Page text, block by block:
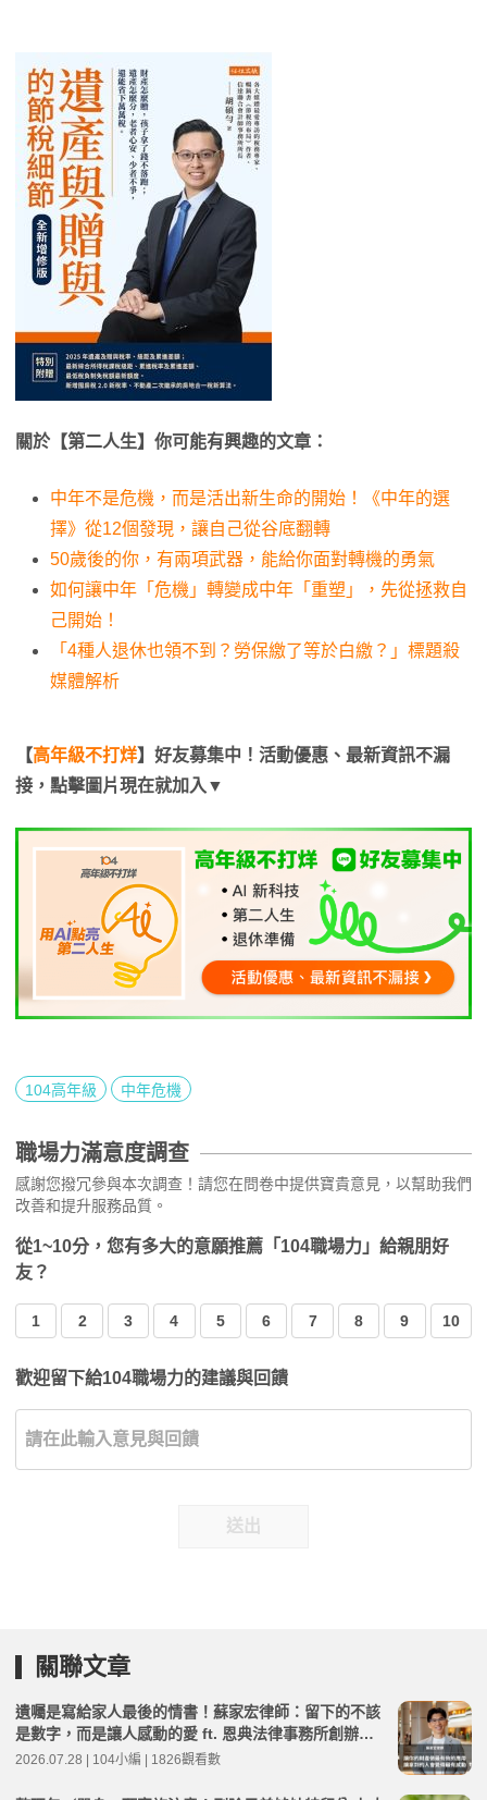
關於【第二人生】你可能有興趣的文章：
中年不是危機，而是活出新生命的開始！《中年的選
擇》從12個發現，讓自己從谷底翻轉
50歲後的你，有兩項武器，能給你面對轉機的勇氣
如何讓中年「危機」轉變成中年「重塑」，先從拯救自
己開始！
「4種人退休也領不到？勞保繳了等於白繳？」標題殺
媒體解析
【高年級不打烊】好友募集中！活動優惠、最新資訊不漏
接，點擊圖片現在就加入▼
104高年級 中年危機
職場力滿意度調查
感謝您撥冗參與本次調查！請您在問卷中提供寶貴意見，以幫助我們
改善和提升服務品質。
從1~10分，您有多大的意願推薦「104職場力」給親朋好
友？
1 2 3 4 5 6 7 8 9 10
歡迎留下給104職場力的建議與回饋
送出
關聯文章
遺囑是寫給家人最後的情書！蘇家宏律師：留下的不該
是數字，而是讓人感動的愛 ft. 恩典法律事務所創辦人
蘇家宏律師 | 高年級不打烊 x 用 AI 點亮第二人生 EP28
2026.07.28 | 104小編 | 1826觀看數